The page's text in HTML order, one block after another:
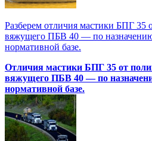
Разберем отличия мастики БПГ 35
вяжущего ПБВ 40 — по
нормативной базе.
Отличия мастики БПГ 35 от
вяжущего ПБВ 40 — по
нормативной базе.